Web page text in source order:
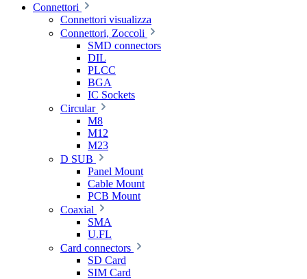
Connettori
Connettori visualizza
Connettori, Zoccoli
SMD connectors
DIL
PLCC
BGA
IC Sockets
Circular
M8
M12
M23
D SUB
Panel Mount
Cable Mount
PCB Mount
Coaxial
SMA
U.FL
Card connectors
SD Card
SIM Card